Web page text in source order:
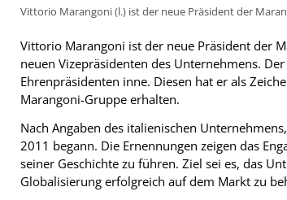
Vittorio Marangoni (l.) ist der neue Präsident der
Vittorio Marangoni ist der neue Präsident der
neuen Vizepräsidenten des Unternehmens.
Ehrenpräsidenten inne. Diesen hat er als
Marangoni-Gruppe erhalten.
Nach Angaben des italienischen
2011 begann. Die Ernennungen zeigen das
seiner Geschichte zu führen. Ziel sei es, das
Globalisierung erfolgreich auf dem Markt zu